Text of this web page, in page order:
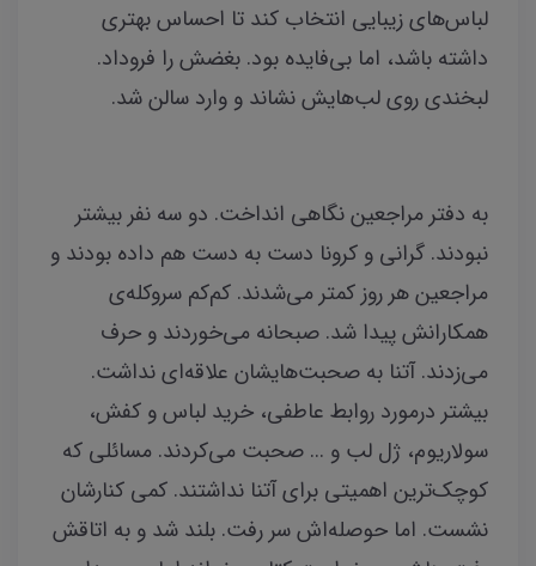
لباس‌های زیبایی انتخاب کند تا احساس بهتری
داشته باشد، اما بی‌فایده بود. بغضش را فروداد.
لبخندی روی لب‌هایش نشاند و وارد سالن شد.
به دفتر مراجعین نگاهی انداخت. دو سه نفر بیشتر
نبودند. گرانی و کرونا دست به دست هم داده بودند و
مراجعین هر روز کمتر می‌شدند. کم‌کم سروکله‌ی
همکارانش پیدا شد. صبحانه می‌خوردند و حرف
می‌زدند. آتنا به صحبت‌هایشان علاقه‌ای نداشت.
بیشتر درمورد روابط عاطفی‌، خرید لباس و کفش،
سولاریوم، ژل لب و ... صحبت می‌کردند. مسائلی که
کوچک‌ترین اهمیتی برای آتنا نداشتند. کمی کنارشان
نشست. اما حوصله‌اش سر رفت. بلند شد و به اتاقش